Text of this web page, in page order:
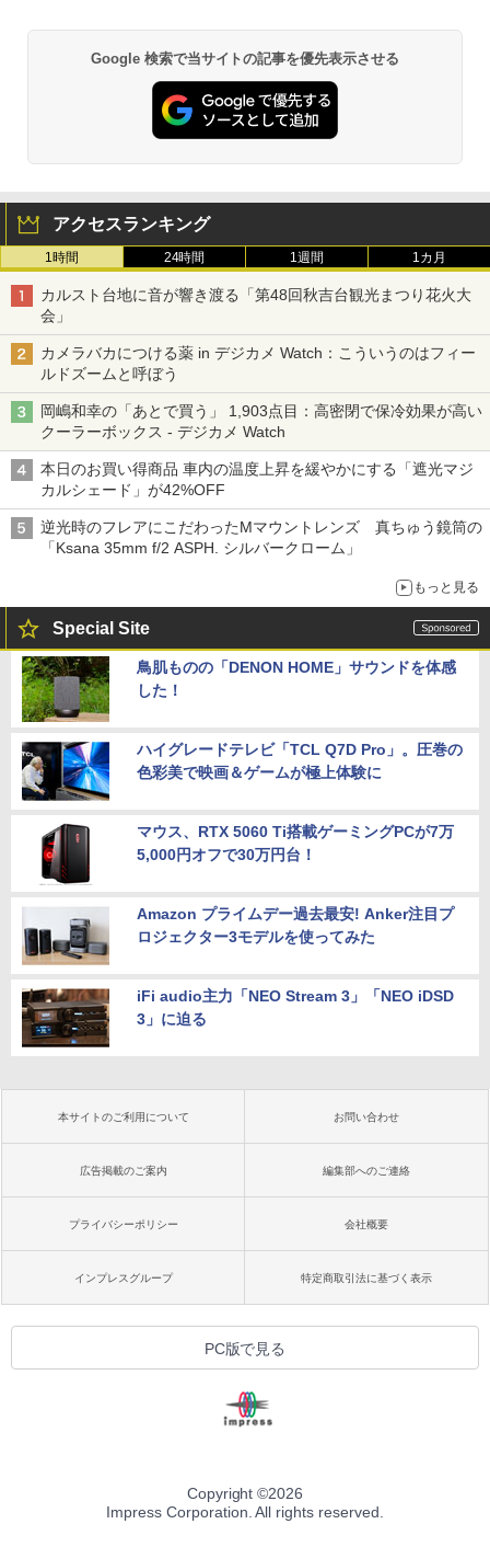
Google 検索で当サイトの記事を優先表示させる
アクセスランキング
1時間 24時間 1週間 1カ月
カルスト台地に音が響き渡る「第48回秋吉台観光まつり花火大
会」
カメラバカにつける薬 in デジカメ Watch：こういうのはフィー
ルドズームと呼ぼう
岡嶋和幸の「あとで買う」 1,903点目：高密閉で保冷効果が高い
クーラーボックス - デジカメ Watch
本日のお買い得商品 車内の温度上昇を緩やかにする「遮光マジ
カルシェード」が42%OFF
逆光時のフレアにこだわったMマウントレンズ 真ちゅう鏡筒の
「Ksana 35mm f/2 ASPH. シルバークローム」
もっと見る
Special Site
鳥肌ものの「DENON HOME」サウンドを体感
した！
ハイグレードテレビ「TCL Q7D Pro」。圧巻の
色彩美で映画＆ゲームが極上体験に
マウス、RTX 5060 Ti搭載ゲーミングPCが7万
5,000円オフで30万円台！
Amazon プライムデー過去最安! Anker注目プ
ロジェクター3モデルを使ってみた
iFi audio主力「NEO Stream 3」「NEO iDSD
3」に迫る
本サイトのご利用について お問い合わせ
広告掲載のご案内 編集部へのご連絡
プライバシーポリシー 会社概要
インプレスグループ 特定商取引法に基づく表示
PC版で見る
Copyright ©2026
Impress Corporation. All rights reserved.